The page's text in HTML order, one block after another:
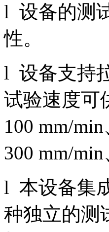
l 设备的测
性。
l 设备支持
试验速度可
100 mm/
300 mm/
l 本设备集
种独立的测